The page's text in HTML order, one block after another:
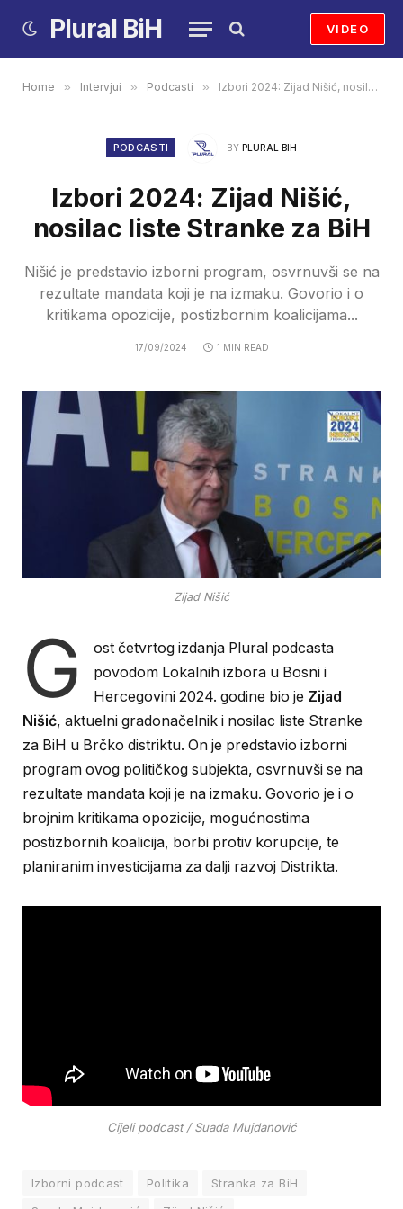
Plural BiH VIDEO
Home » Intervjui » Podcasti » Izbori 2024: Zijad Nišić, nosilac liste Stranke za BiH
PODCASTI BY PLURAL BIH
Izbori 2024: Zijad Nišić,
nosilac liste Stranke za BiH
Nišić je predstavio izborni program, osvrnuvši se na
rezultate mandata koji je na izmaku. Govorio i o
kritikama opozicije, postizbornim koalicijama...
17/09/2024 1 MIN READ
Zijad Nišić
G
ost četvrtog izdanja Plural podcasta
povodom Lokalnih izbora u Bosni i
Hercegovini 2024. godine bio je Zijad
Nišić, aktuelni gradonačelnik i nosilac liste Stranke
za BiH u Brčko distriktu. On je predstavio izborni
program ovog političkog subjekta, osvrnuvši se na
rezultate mandata koji je na izmaku. Govorio je i o
brojnim kritikama opozicije, mogućnostima
postizbornih koalicija, borbi protiv korupcije, te
planiranim investicijama za dalji razvoj Distrikta.
Cijeli podcast / Suada Mujdanović
Izborni podcast Politika
Stranka za BiH